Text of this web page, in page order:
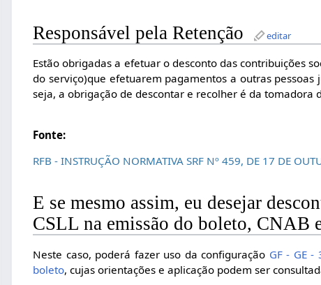
Responsável pela Retenção editar
Estão obrigadas a efetuar o desconto das contribuições
do serviço)que efetuarem pagamentos a outras
seja, a obrigação de descontar e recolher é da tomadora
Fonte:
RFB - INSTRUÇÃO NORMATIVA SRF Nº 459, DE 17 DE
E se mesmo assim, eu desejar
CSLL na emissão do boleto, CNAB
Neste caso, poderá fazer uso da configuração GF - GE
boleto, cujas orientações e aplicação podem ser